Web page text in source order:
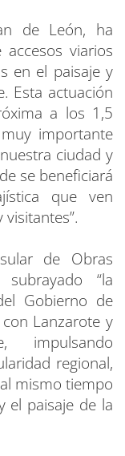
de León, ha
accesos viarios
en el paisaje y
Esta actuación
a los 1,5
importante
ciudad y
se beneficiará
que ven
de Obras
“la
Gobierno de
Lanzarote y
impulsando
regional,
mismo tiempo
el paisaje de la